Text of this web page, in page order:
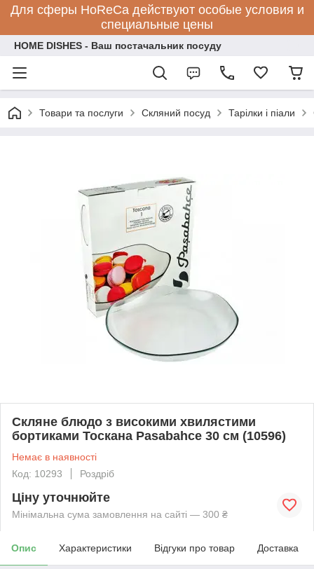
Для сферы HoReCa действуют особые условия и
специальные цены
HOME DISHES - Ваш постачальник посуду
Товари та послуги Скляний посуд Тарілки і піали
Скляне блюдо з високими хвилястими
бортиками Тоскана Pasabahce 30 см (10596)
Немає в наявності
Код: 10293
Роздріб
Ціну уточнюйте
Мінімальна сума замовлення на сайті — 300 ₴
Опис Характеристики Відгуки про товар Доставка